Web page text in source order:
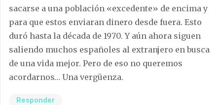
sacarse a una población «excedente» de encima y
para que estos enviaran dinero desde fuera. Esto
duró hasta la década de 1970. Y aún ahora siguen
saliendo muchos españoles al extranjero en busca
de una vida mejor. Pero de eso no queremos
acordarnos… Una vergüenza.
Responder